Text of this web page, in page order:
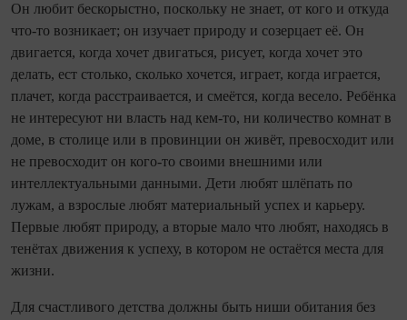
Он любит бескорыстно, поскольку не знает, от кого и откуда
что-то возникает; он изучает природу и созерцает её. Он
двигается, когда хочет двигаться, рисует, когда хочет это
делать, ест столько, сколько хочется, играет, когда играется,
плачет, когда расстраивается, и смеётся, когда весело. Ребёнка
не интересуют ни власть над кем-то, ни количество комнат в
доме, в столице или в провинции он живёт, превосходит или
не превосходит он кого-то своими внешними или
интеллектуальными данными. Дети любят шлёпать по
лужам, а взрослые любят материальный успех и карьеру.
Первые любят природу, а вторые мало что любят, находясь в
тенётах движения к успеху, в котором не остаётся места для
жизни.
Для счастливого детства должны быть ниши обитания без